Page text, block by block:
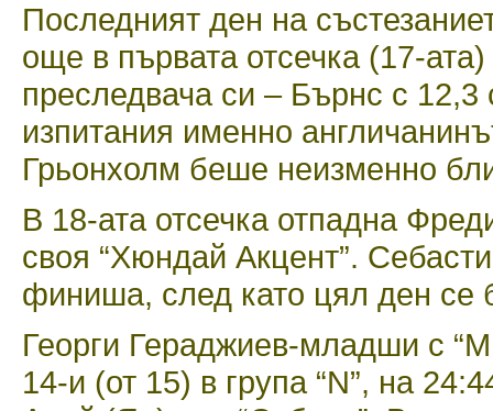
Последният ден на
още в първата отсечка (17-
преследвача си – Бърнс с
изпитания именно
Грьонхолм беше неизменно
В 18-ата отсечка отпадна
своя “Хюндай Акцент”.
финиша, след като цял ден се
Георги Гераджиев-младши с
14-и (от 15) в група “N”, на